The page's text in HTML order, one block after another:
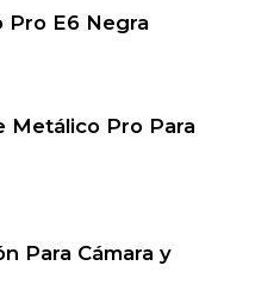
Pro E6 Negra
Metálico Pro Para
Para Cámara y